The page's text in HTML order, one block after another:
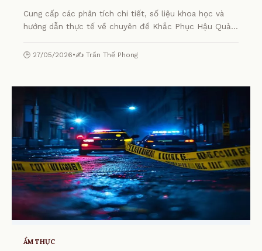
Cung cấp các phân tích chi tiết, số liệu khoa học và
hướng dẫn thực tế về chuyên đề Khắc Phục Hậu Quả
🕒 27/05/2026•✍️ Trần Thế Phong
ẨM THỰC